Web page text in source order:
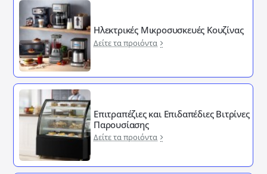
Ηλεκτρικές Μικροσυσκευές Κουζίνας
Δείτε τα προιόντα
Επιτραπέζιες και Επιδαπέδιες Βιτρίνες
Παρουσίασης
Δείτε τα προιόντα